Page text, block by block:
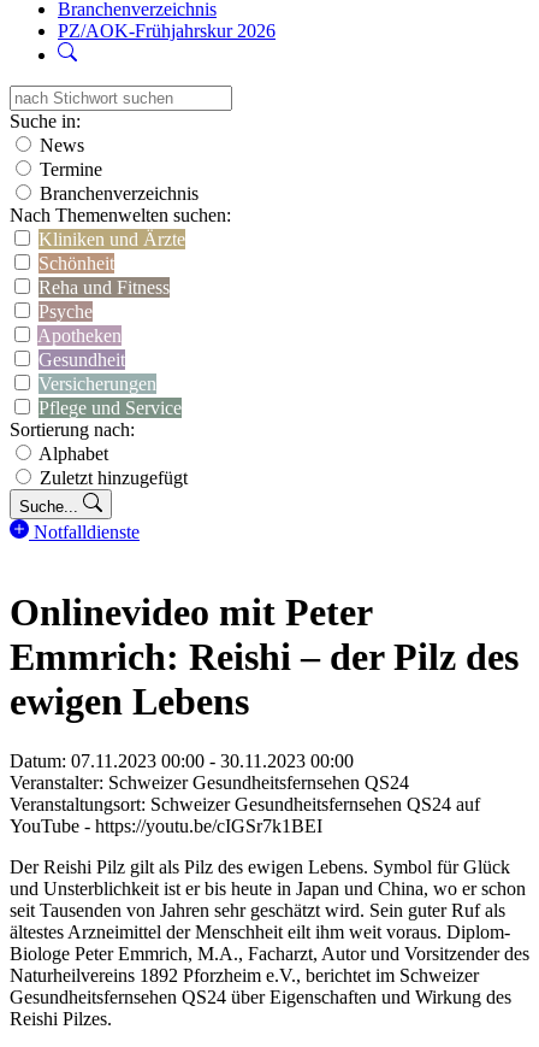
Branchenverzeichnis
PZ/AOK-Frühjahrskur 2026
Suche in:
News
Termine
Branchenverzeichnis
Nach Themenwelten suchen:
Kliniken und Ärzte
Schönheit
Reha und Fitness
Psyche
Apotheken
Gesundheit
Versicherungen
Pflege und Service
Sortierung nach:
Alphabet
Zuletzt hinzugefügt
Suche...
Notfalldienste
Onlinevideo mit Peter
Emmrich: Reishi – der Pilz des
ewigen Lebens
Datum: 07.11.2023 00:00 - 30.11.2023 00:00
Veranstalter: Schweizer Gesundheitsfernsehen QS24
Veranstaltungsort: Schweizer Gesundheitsfernsehen QS24 auf
YouTube - https://youtu.be/cIGSr7k1BEI
Der Reishi Pilz gilt als Pilz des ewigen Lebens. Symbol für Glück
und Unsterblichkeit ist er bis heute in Japan und China, wo er schon
seit Tausenden von Jahren sehr geschätzt wird. Sein guter Ruf als
ältestes Arzneimittel der Menschheit eilt ihm weit voraus. Diplom-
Biologe Peter Emmrich, M.A., Facharzt, Autor und Vorsitzender des
Naturheilvereins 1892 Pforzheim e.V., berichtet im Schweizer
Gesundheitsfernsehen QS24 über Eigenschaften und Wirkung des
Reishi Pilzes.